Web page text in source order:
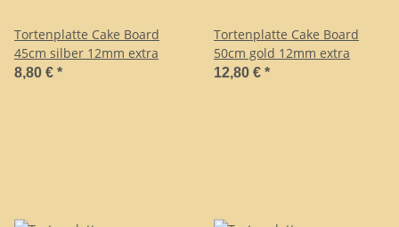
Tortenplatte Cake Board
45cm silber 12mm extra
8,80 € *
Tortenplatte Cake Board
50cm gold 12mm extra
12,80 € *